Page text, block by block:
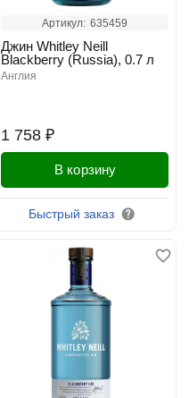
Артикул: 635459
1 758 ₽
Джин Whitley Neill
Blackberry (Russia), 0.7 л
англия
В корзину
Быстрый заказ